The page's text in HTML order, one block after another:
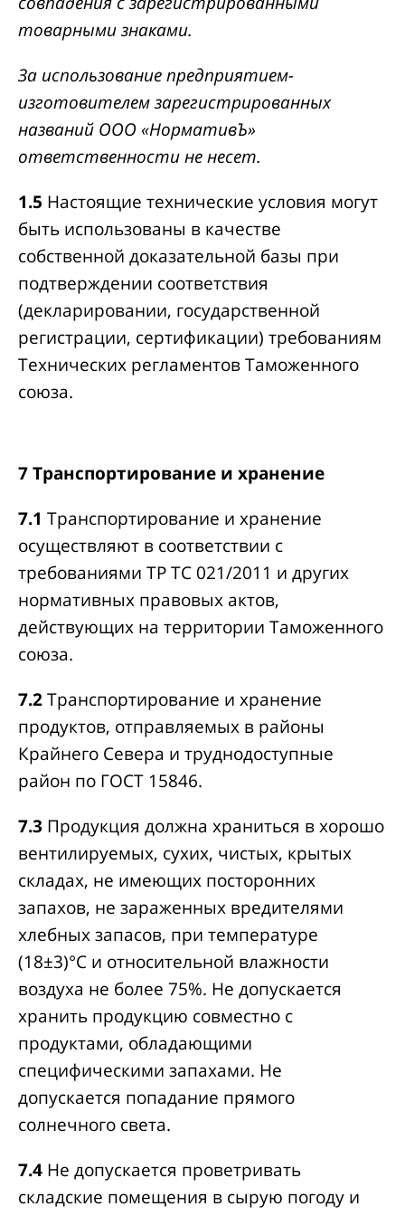
товарными знаками.
За использование предприятием-
изготовителем зарегистрированных
названий ООО «НормативЪ»
ответственности не несет.
1.5 Настоящие технические условия могут
быть использованы в качестве
собственной доказательной базы при
подтверждении соответствия
(декларировании, государственной
регистрации, сертификации) требованиям
Технических регламентов Таможенного
союза.
7 Транспортирование и хранение
7.1 Транспортирование и хранение
осуществляют в соответствии с
требованиями ТР ТС 021/2011 и других
нормативных правовых актов,
действующих на территории Таможенного
союза.
7.2Транспортирование и хранение
продуктов, отправляемых в районы
Крайнего Севера и труднодоступные
район по ГОСТ 15846.
7.3 Продукция должна храниться в хорошо
вентилируемых, сухих, чистых, крытых
складах, не имеющих посторонних
запахов, не зараженных вредителями
хлебных запасов, при температуре
(18±3)°С и относительной влажности
воздуха не более 75%. Не допускается
хранить продукцию совместно с
продуктами, обладающими
специфическими запахами. Не
допускается попадание прямого
солнечного света.
7.4 Не допускается проветривать
складские помещения в сырую погоду и